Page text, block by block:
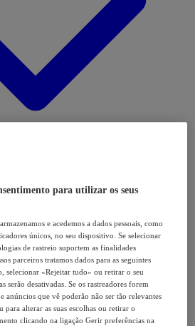
para utilizar os seus
e acedemos a dados pessoais, como
únicos, no seu dispositivo. Se selecionar
de rastreio suportem as finalidades
parceiros tratamos dados para as seguintes
selecionar «Rejeitar tudo» ou retirar o seu
serão desativadas. Se os rastreadores forem
anúncios que vê poderão não ser tão relevantes
para alterar as suas escolhas ou retirar o
clicando na ligação Gerir preferências na